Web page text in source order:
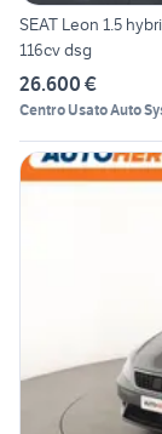
SEAT Leon 1.5
116cv dsg
26.600 €
Centro Usato Auto